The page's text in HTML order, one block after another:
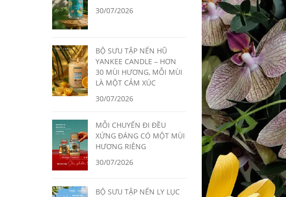
30/07/2026
BỘ SƯU TẬP NẾN HŨ
YANKEE CANDLE – HƠN
30 MÙI HƯƠNG, MỖI MÙI
LÀ MỘT CẢM XÚC
30/07/2026
MỖI CHUYẾN ĐI ĐỀU
XỨNG ĐÁNG CÓ MỘT MÙI
HƯƠNG RIÊNG
30/07/2026
BỘ SƯU TẬP NẾN LY LỤC